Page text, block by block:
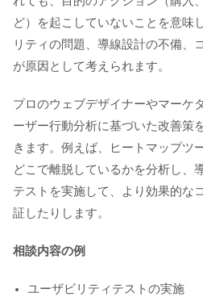
ど）を起こしていないことを意味
リティの問題、導線設計の不備、
が原因として考えられます。
プロのウェブデザイナーやマーケ
ーザー行動分析に基づいた改善策
きます。例えば、ヒートマップツ
どこで離脱しているかを分析し、
テストを実施して、より効果的な
証したりします。
相談内容の例
ユーザビリティテストの実施